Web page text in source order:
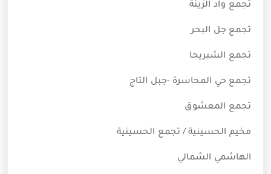
تجمع واد الزينة
تجمع جل البحر
تجمع الشبريحا
تجمع حي المحاسرة -جبل التاج
تجمع المعشوق
مخيم الحسينية / تجمع الحسينية
الهاشمي الشمالي